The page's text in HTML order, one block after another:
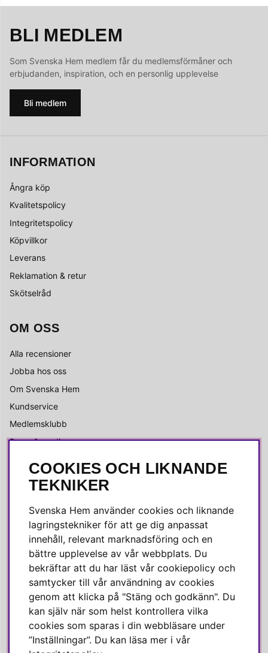
BLI MEDLEM
Som Svenska Hem medlem får du medlemsförmåner och
erbjudanden, inspiration, och en personlig upplevelse
Bli medlem
INFORMATION
Ångra köp
Kvalitetspolicy
Integritetspolicy
Köpvillkor
Leverans
Reklamation & retur
Skötselråd
OM OSS
Alla recensioner
Jobba hos oss
Om Svenska Hem
Kundservice
Medlemsklubb
Press & media
SOCIALA MEDIER
Instagram
Linkedin
Pinterest
SVENSKA HEM
Varmt välkommen till Svenska Hem!
Vi värdesätter våra kunder högt och finns här för att hjälpa dig
COOKIES OCH LIKNANDE
TEKNIKER
Svenska Hem använder cookies och liknande
lagringstekniker för att ge dig anpassat
innehåll, relevant marknadsföring och en
bättre upplevelse av vår webbplats. Du
bekräftar att du har läst vår cookiepolicy och
samtycker till vår användning av cookies
genom att klicka på "Stäng och godkänn". Du
kan själv när som helst kontrollera vilka
cookies som sparas i din webbläsare under
”Inställningar”. Du kan läsa mer i vår